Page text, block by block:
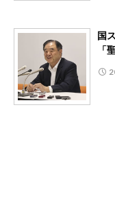
国
「